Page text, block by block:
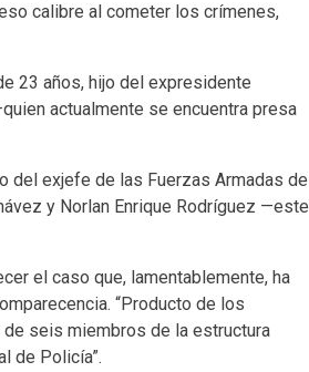
calibre al cometer los crímenes,
23 años, hijo del expresidente
actualmente se encuentra presa
del exjefe de las Fuerzas Armadas de
y Norlan Enrique Rodríguez —este
el caso que, lamentablemente, ha
“Producto de los
seis miembros de la estructura
de Policía”.